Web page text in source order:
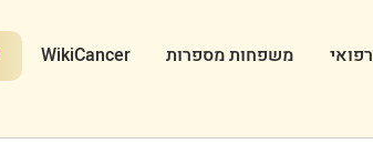
משפחות מספרות WikiCancer